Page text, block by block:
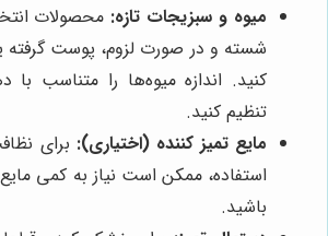
میوه و سبزیجات تازه: محصولات
شسته و در صورت لزوم، پوست گرفته
کنید. اندازه میوه‌ها را متناسب با
تنظیم کنید.
مایع تمیز کننده (اختیاری): برای
استفاده، ممکن است نیاز به کمی
باشید.